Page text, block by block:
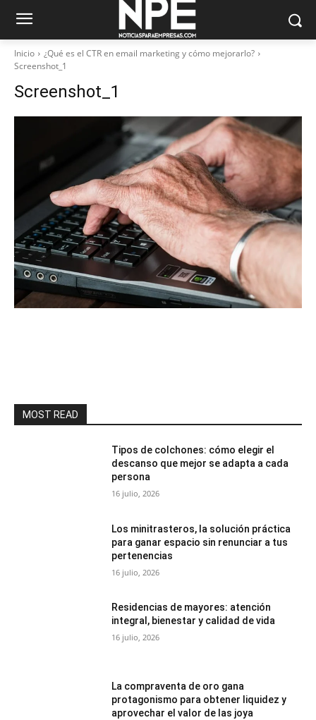
Inicio
¿Qué es el CTR en email marketing y cómo mejorarlo?
Screenshot_1
Screenshot_1
MOST READ
Tipos de colchones: cómo elegir el
descanso que mejor se adapta a cada
persona
16 julio, 2026
Los minitrasteros, la solución práctica
para ganar espacio sin renunciar a tus
pertenencias
16 julio, 2026
Residencias de mayores: atención
integral, bienestar y calidad de vida
16 julio, 2026
La compraventa de oro gana
protagonismo para obtener liquidez y
aprovechar el valor de las joya